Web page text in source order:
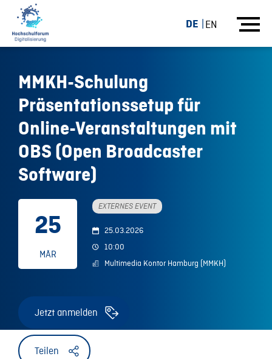
DE EN
MMKH-Schulung
Präsentationssetup für
Online-Veranstaltungen mit
OBS (Open Broadcaster
Software)
25
MÄR
EXTERNES EVENT
25.03.2026
10:00
Multimedia Kontor Hamburg (MMKH)
Jetzt anmelden
Teilen